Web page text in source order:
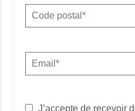
J’accepte de recevoir